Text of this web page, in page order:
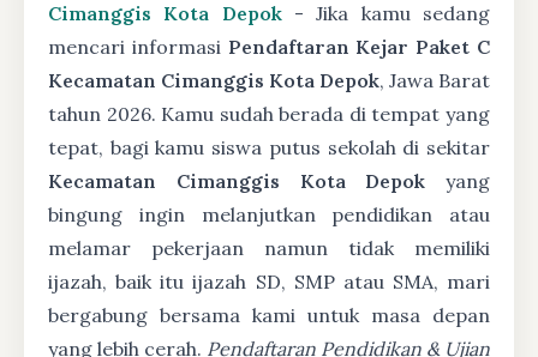
Cimanggis Kota Depok- Jika kamu sedang
mencari informasi Pendaftaran Kejar Paket C
Kecamatan Cimanggis Kota Depok, Jawa Barat
tahun 2026. Kamu sudah berada di tempat yang
tepat, bagi kamu siswa putus sekolah di sekitar
Kecamatan Cimanggis Kota Depok yang
bingung ingin melanjutkan pendidikan atau
melamar pekerjaan namun tidak memiliki
ijazah, baik itu ijazah SD, SMP atau SMA, mari
bergabung bersama kami untuk masa depan
yang lebih cerah. Pendaftaran Pendidikan & Ujian